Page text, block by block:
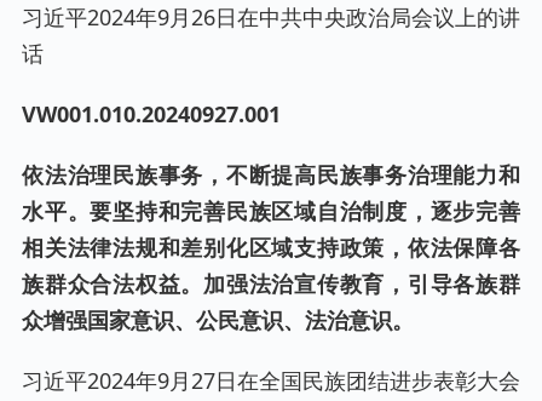
习近平2024年9月26日在中共中央政治局会议上的讲
话
VW001.010.20240927.001
依法治理民族事务，不断提高民族事务治理能力和
水平。要坚持和完善民族区域自治制度，逐步完善
相关法律法规和差别化区域支持政策，依法保障各
族群众合法权益。加强法治宣传教育，引导各族群
众增强国家意识、公民意识、法治意识。
习近平2024年9月27日在全国民族团结进步表彰大会